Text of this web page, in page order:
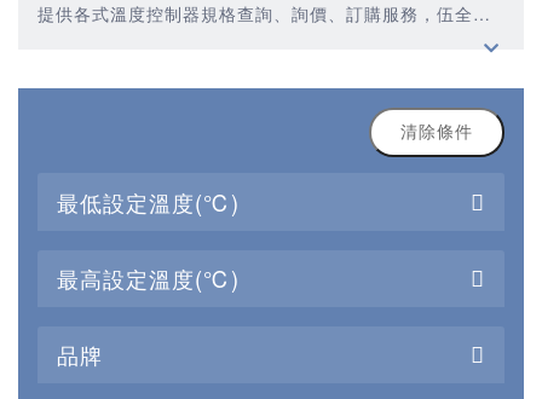
提供各式溫度控制器規格查詢、詢價、訂購服務，伍全企
業深耕模具產業多年，秉持著優質品質、合理價格、多元
清除條件
最低設定溫度(℃)
最高設定溫度(℃)
品牌